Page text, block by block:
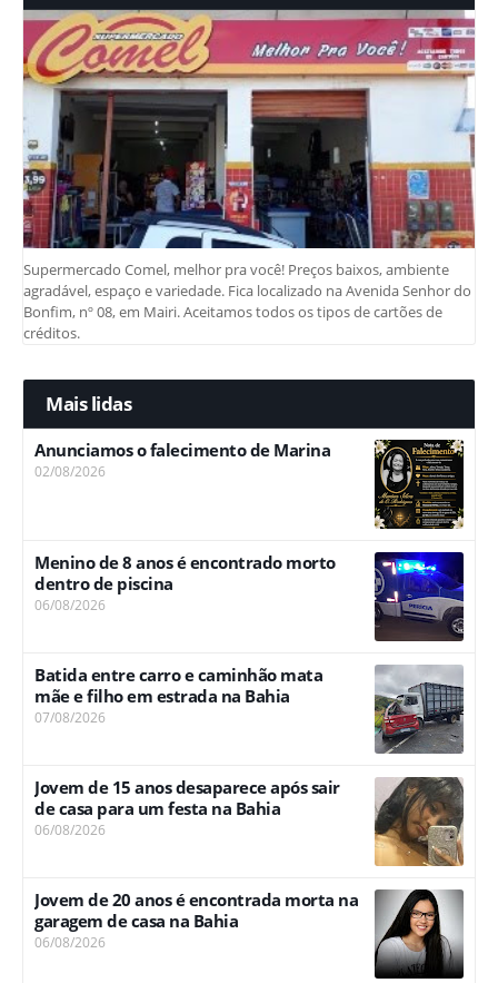
Supermercado Comel, melhor pra você! Preços baixos, ambiente
agradável, espaço e variedade. Fica localizado na Avenida Senhor do
Bonfim, nº 08, em Mairi. Aceitamos todos os tipos de cartões de
créditos.
Mais lidas
Anunciamos o falecimento de Marina
02/08/2026
Menino de 8 anos é encontrado morto
dentro de piscina
06/08/2026
Batida entre carro e caminhão mata
mãe e filho em estrada na Bahia
07/08/2026
Jovem de 15 anos desaparece após sair
de casa para um festa na Bahia
06/08/2026
Jovem de 20 anos é encontrada morta na
garagem de casa na Bahia
06/08/2026